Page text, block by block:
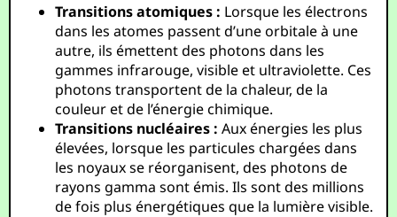
Transitions atomiques : Lorsque les électrons
dans les atomes passent d’une orbitale à une
autre, ils émettent des photons dans les
gammes infrarouge, visible et ultraviolette. Ces
photons transportent de la chaleur, de la
couleur et de l’énergie chimique.
Transitions nucléaires : Aux énergies les plus
élevées, lorsque les particules chargées dans
les noyaux se réorganisent, des photons de
rayons gamma sont émis. Ils sont des millions
de fois plus énergétiques que la lumière visible.